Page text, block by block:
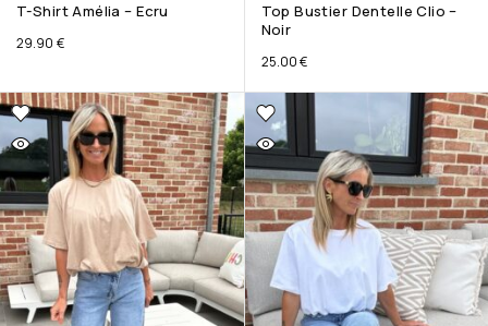
T-Shirt Amélia – Ecru
29.90 €
Top Bustier Dentelle Clio –
Noir
25.00€